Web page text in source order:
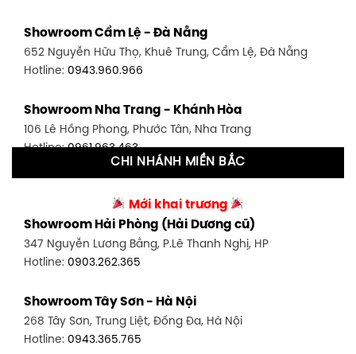
348 Đ. Bạch Đằng, P. 14, Bình Thạnh, TP HCM
Hotline:0902.716.230
591 Hoàng Văn Thụ, P. 4, Tân Bình, TP HCM
Hotline:0906.256.759
0986.71.8448
Showroom Thuận An - Bình Dương
66 đường DT743, An Phú, Thuận An, Bình Dương
Showroom Biên Hòa - Đồng Nai
452 Nguyễn Ái Quốc, Tân Tiến, TP. Biên Hòa, Đồng Nai
Showroom Cẩm Lệ - Đà Nẵng
652 Nguyễn Hữu Thọ, Khuê Trung, Cẩm Lệ, Đà Nẵng
Hotline: 0943.960.966
Showroom Nha Trang - Khánh Hòa
106 Lê Hồng Phong, Phước Tân, Nha Trang
Hotline:0961.963.463
27-29 Nguyễn Sỹ Sách, Hưng Bình, TP Vinh, Nghệ An
Hotline:0943.960.966
Showroom Buôn Ma Thuột
Hotline:0934.02.18.18
CHI NHÁNH MIỀN BẮC
Mới khai trương
Showroom Hải Phòng (Hải Dương cũ)
347 Nguyễn Lương Bằng, P.Lê Thanh Nghị, HP
Hotline: 0903.262.365
Showroom Tây Sơn - Hà Nội
268 Tây Sơn, Trung Liệt, Đống Đa, Hà Nội
Hotline: 0943.365.765